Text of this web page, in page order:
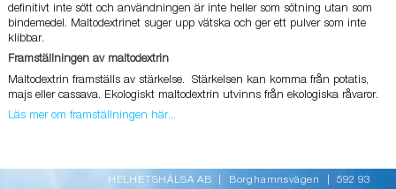
definitivt inte sött och användningen är inte heller som sötning utan som
bindemedel. Maltodextrinet suger upp vätska och ger ett pulver som inte
klibbar.
Framställningen av maltodextrin
Maltodextrin framställs av stärkelse. Stärkelsen kan komma från potatis,
majs eller cassava. Ekologiskt maltodextrin utvinns från ekologiska råvaror.
Läs mer om framställningen här...
HELHETSHÄLSA AB | Borghamnsvägen | 592 93